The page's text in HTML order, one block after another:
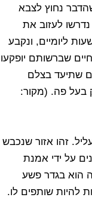
נחוץ לצבא
לעזוב את
ליומיים, ונקבע
שברשותם יופקעו
שתיעד בצלם
בעל פה. (מקור:
זהו אזור שנכבש
על ידי אמנת
הוא בגדר פשע
להיות שותפים לו.